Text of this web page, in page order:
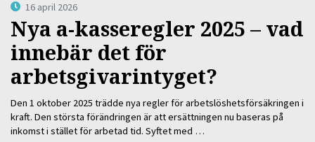
16 april 2026
Nya a-kasseregler 2025 – vad
innebär det för
arbetsgivarintyget?
Den 1 oktober 2025 trädde nya regler för arbetslöshetsförsäkringen i
kraft. Den största förändringen är att ersättningen nu baseras på
inkomst i stället för arbetad tid. Syftet med …